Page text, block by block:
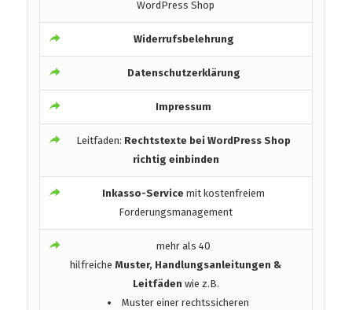
WordPress Shop
Widerrufsbelehrung
Datenschutzerklärung
Impressum
Leitfaden: Rechtstexte bei WordPress Shop
richtig einbinden
Inkasso-Service mit kostenfreiem
Forderungsmanagement
mehr als 40
hilfreicheMuster, Handlungsanleitungen &
Leitfäden wie z.B.
Muster einer rechtssicheren